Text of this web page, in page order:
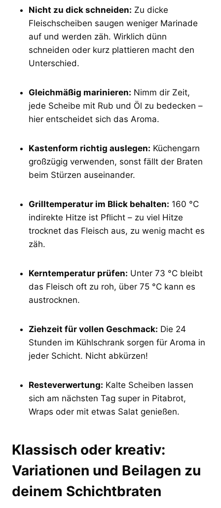
Nicht zu dick schneiden: Zu dicke
Fleischscheiben saugen weniger Marinade
auf und werden zäh. Wirklich dünn
schneiden oder kurz plattieren macht den
Unterschied.
Gleichmäßig marinieren: Nimm dir Zeit,
jede Scheibe mit Rub und Öl zu bedecken –
hier entscheidet sich das Aroma.
Kastenform richtig auslegen: Küchengarn
großzügig verwenden, sonst fällt der Braten
beim Stürzen auseinander.
Grilltemperatur im Blick behalten: 160 °C
indirekte Hitze ist Pflicht – zu viel Hitze
trocknet das Fleisch aus, zu wenig macht es
zäh.
Kerntemperatur prüfen: Unter 73 °C bleibt
das Fleisch oft zu roh, über 75 °C kann es
austrocknen.
Ziehzeit für vollen Geschmack: Die 24
Stunden im Kühlschrank sorgen für Aroma in
jeder Schicht. Nicht abkürzen!
Resteverwertung: Kalte Scheiben lassen
sich am nächsten Tag super in Pitabrot,
Wraps oder mit etwas Salat genießen.
Klassisch oder kreativ:
Variationen und Beilagen zu
deinem Schichtbraten